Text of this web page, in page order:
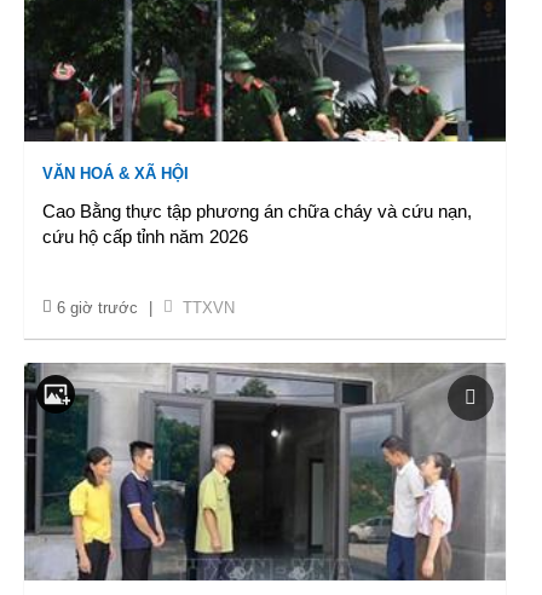
VĂN HOÁ & XÃ HỘI
Cao Bằng thực tập phương án chữa cháy và cứu nạn,
cứu hộ cấp tỉnh năm 2026
6 giờ trước TTXVN